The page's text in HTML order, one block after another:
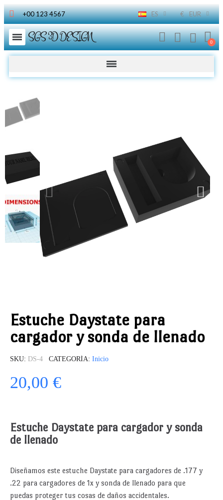
+00 123 4567 ES € EUR
SGS 3D DESIGN
Estuche Daystate para
cargador y sonda de llenado
SKU DS-4 CATEGORÍA Inicio
20,00 €
Estuche Daystate para cargador y sonda
de llenado
Diseñamos este estuche Daystate para cargadores de .177 y
.22 para cargadores de 1x y sonda de llenado para que
puedas proteger tus cosas de daños accidentales.